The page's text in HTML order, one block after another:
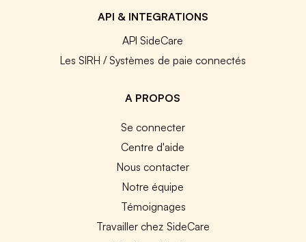
API & INTEGRATIONS
API SideCare
Les SIRH / Systèmes de paie connectés
A PROPOS
Se connecter
Centre d'aide
Nous contacter
Notre équipe
Témoignages
Travailler chez SideCare